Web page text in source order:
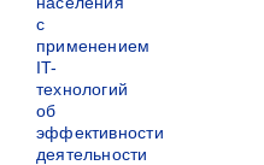
с
применением
IT-
технологий
об
эффективности
деятельности